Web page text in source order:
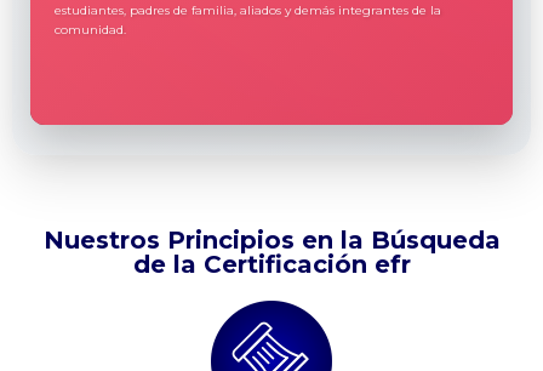
estudiantes, padres de familia, aliados y demás integrantes de la
comunidad.
Nuestros Principios en la Búsqueda
de la Certificación efr